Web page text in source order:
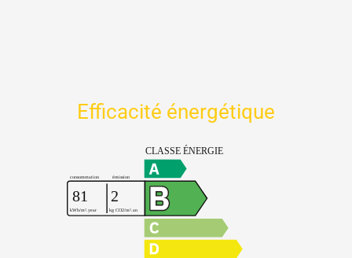
Efficacité énergétique